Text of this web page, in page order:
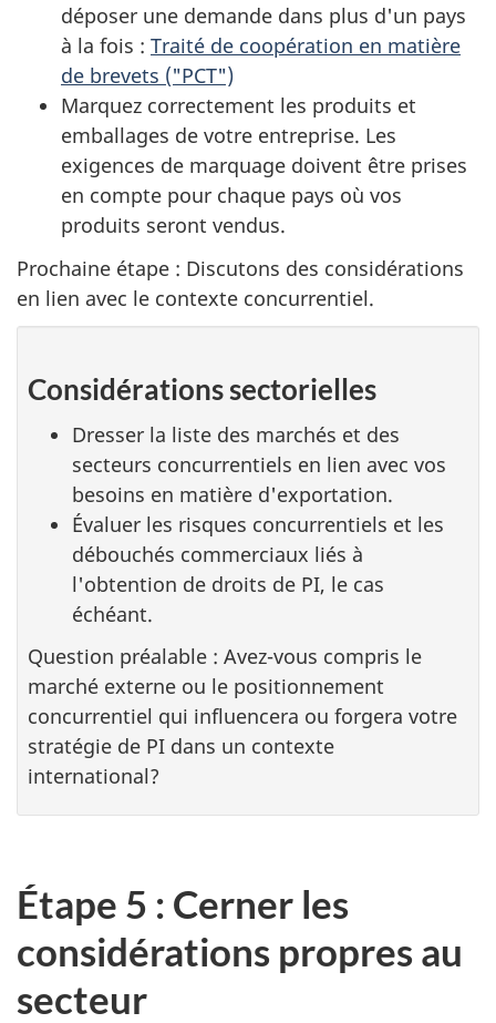
déposer une demande dans plus d'un pays
à la fois : Traité de coopération en matière
de brevets ("PCT")
Marquez correctement les produits et
emballages de votre entreprise. Les
exigences de marquage doivent être prises
en compte pour chaque pays où vos
produits seront vendus.
Prochaine étape : Discutons des considérations
en lien avec le contexte concurrentiel.
Considérations sectorielles
Dresser la liste des marchés et des
secteurs concurrentiels en lien avec vos
besoins en matière d'exportation.
Évaluer les risques concurrentiels et les
débouchés commerciaux liés à
l'obtention de droits de PI, le cas
échéant.
Question préalable : Avez-vous compris le
marché externe ou le positionnement
concurrentiel qui influencera ou forgera votre
stratégie de PI dans un contexte
international?
Étape 5 : Cerner les
considérations propres au
secteur